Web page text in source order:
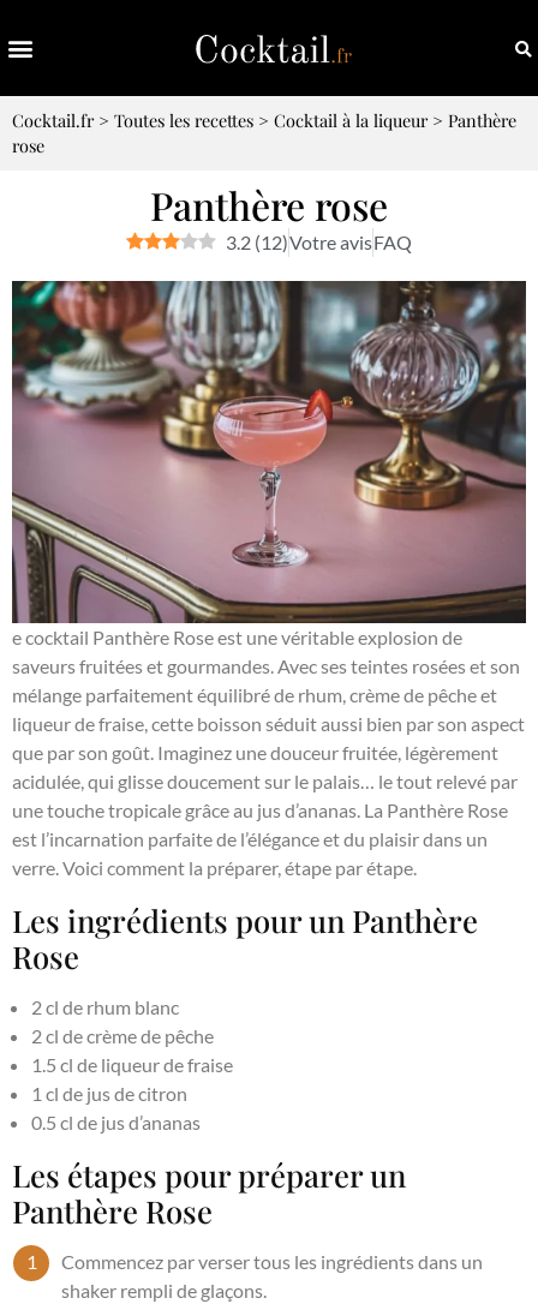
Cocktail.fr> Toutes les recettes > Cocktail à la liqueur> Panthère
rose
Panthère rose
3.2 (12)Votre avisFAQ
e cocktail Panthère Rose est une véritable explosion de
saveurs fruitées et gourmandes. Avec ses teintes rosées et son
mélange parfaitement équilibré de rhum, crème de pêche et
liqueur de fraise, cette boisson séduit aussi bien par son aspect
que par son goût. Imaginez une douceur fruitée, légèrement
acidulée, qui glisse doucement sur le palais… le tout relevé par
une touche tropicale grâce au jus d’ananas. La Panthère Rose
est l’incarnation parfaite de l’élégance et du plaisir dans un
verre. Voici comment la préparer, étape par étape.
Les ingrédients pour un Panthère
Rose
2 cl de rhum blanc
2 cl de crème de pêche
1.5 cl de liqueur de fraise
1 cl de jus de citron
0.5 cl de jus d’ananas
Les étapes pour préparer un
Panthère Rose
Commencez par verser tous les ingrédients dans un
shaker rempli de glaçons.